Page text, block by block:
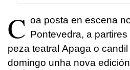
C oa posta en escena
Pontevedra, a
peza teatral Apaga o candil
domingo unha nova